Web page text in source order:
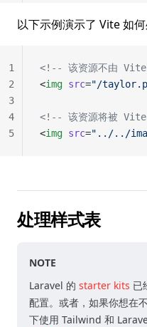
以下示例演示了 Vite 如
<!-- 该资源不由 Vite
<img src="/
<!-- 该资源将被 Vite
<img src="../../
1
2
3
4
5
处理样式表
NOTE
Laravel 的 starter kits 已
配置。或者，如果你想在
下使用 Tailwind 和